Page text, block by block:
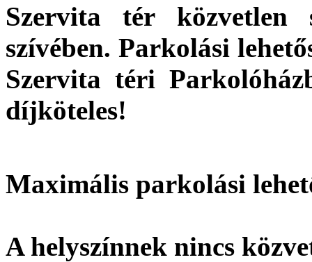
Szervita tér közvetlen
szívében. Parkolási
Szervita téri
díjköteles!
Maximális parkolási
A helyszínnek nincs